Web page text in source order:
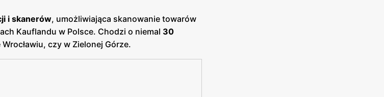
i skanerów, umożliwiająca skanowanie towarów
Kauflandu w Polsce. Chodzi o niemal 30
czy w Zielonej Górze.